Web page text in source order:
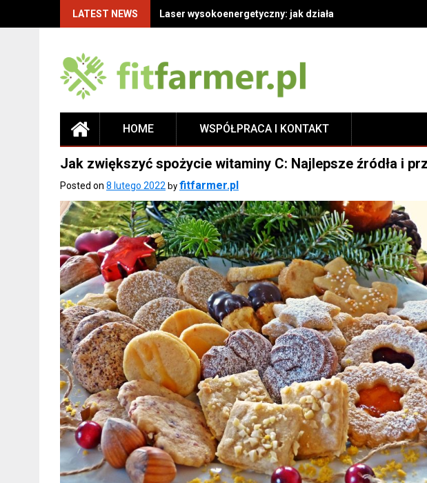
LATEST NEWS Laser wysokoenergetyczny: jak działa i w czym może
HOME WSPÓŁPRACA I KONTAKT
Jak zwiększyć spożycie witaminy C: Najlepsze źródła i
Posted on 8 lutego 2022 by fitfarmer.pl